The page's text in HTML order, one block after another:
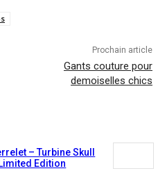
Prochain article
Gants couture pour
demoiselles chics
– Turbine Skull
Edition